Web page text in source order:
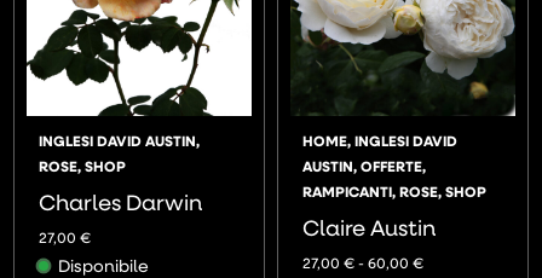
INGLESI DAVID AUSTIN,
ROSE,SHOP
Charles Darwin
27,00€
Disponibile
HOME,INGLESI DAVID
AUSTIN,OFFERTE,
RAMPICANTI,ROSE,SHOP
Claire Austin
27,00 € - 60,00 €